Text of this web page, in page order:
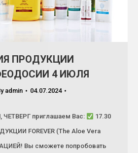
ПРОДУКЦИИ
ФЕОДОСИИ 4 ИЮЛЯ
admin
04.07.2024
приглашаем Вас:
17.30
FOREVER (The Aloe Vera
Вы сможете попробовать